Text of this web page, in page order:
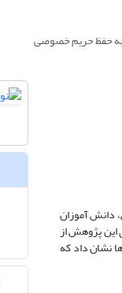
حفظ حریم خصوصی
دانش آموزان
های این پژوهش از
نشان داد که